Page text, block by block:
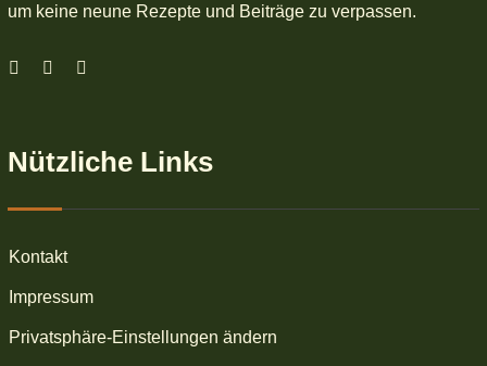
um keine neune Rezepte und Beiträge zu verpassen.
Nützliche Links
Kontakt
Impressum
Privatsphäre-Einstellungen ändern